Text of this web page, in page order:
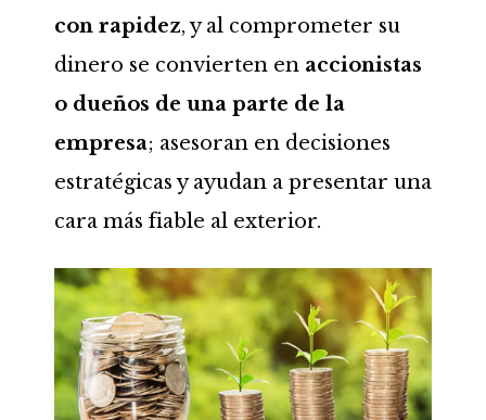
con rapidez, y al comprometer su
dinero se convierten en accionistas
o dueños de una parte de la
empresa; asesoran en decisiones
estratégicas y ayudan a presentar una
cara más fiable al exterior.